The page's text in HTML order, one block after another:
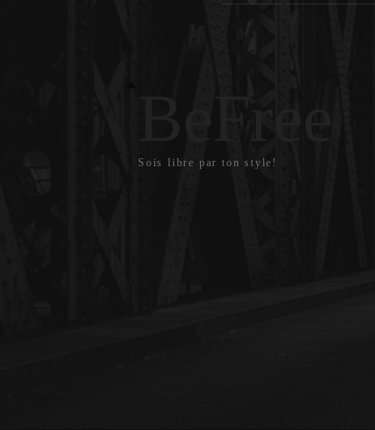
Sois libre par ton style!